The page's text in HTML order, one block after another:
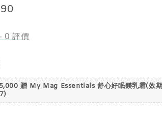
- 0 評價
贈 My Mag Essentials 舒心好眠鎂乳霜(效期